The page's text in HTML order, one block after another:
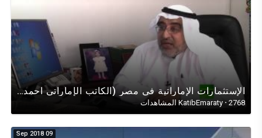
اﻹستثمارات اﻹماراتية في مصر (الكاتب الإماراتي احمد ابراهيم) في حوار تلفزيوني على قناة روسيا اليوم
KatibEmaraty · 2768 المشاهدات
09 Sep 2018